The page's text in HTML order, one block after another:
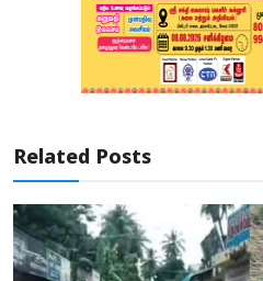
Related Posts